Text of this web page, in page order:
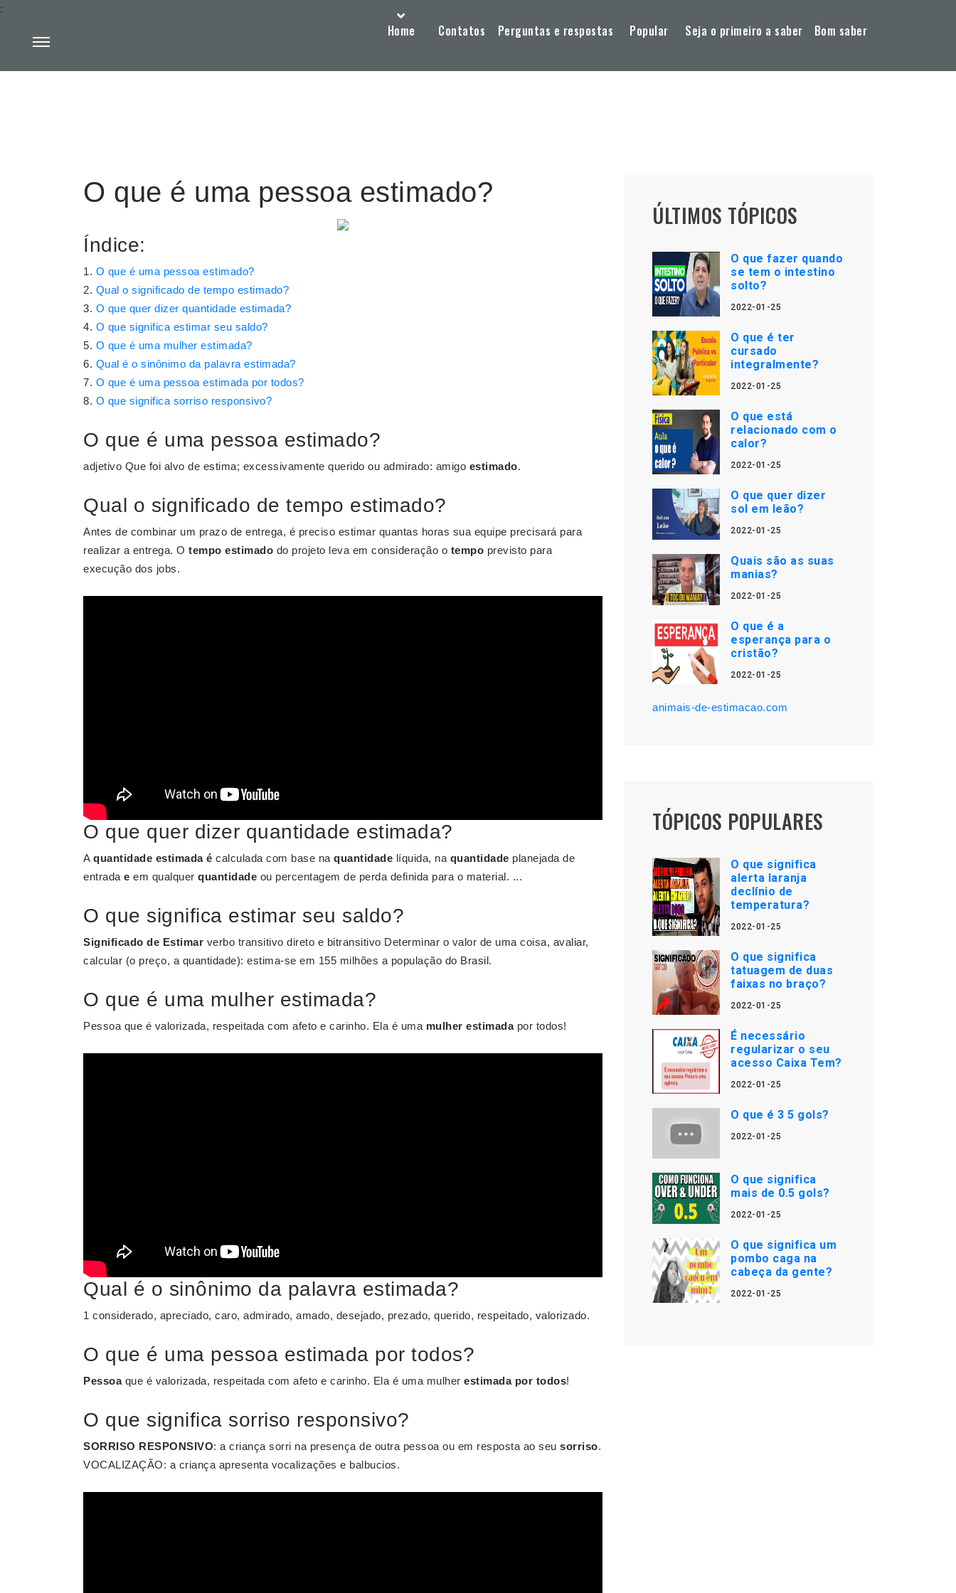
Home Contatos Perguntas e respostas Popular Seja o primeiro a saber Bom saber
:
O que é uma pessoa estimado?
Índice:
O que é uma pessoa estimado?
Qual o significado de tempo estimado?
O que quer dizer quantidade estimada?
O que significa estimar seu saldo?
O que é uma mulher estimada?
Qual é o sinônimo da palavra estimada?
O que é uma pessoa estimada por todos?
O que significa sorriso responsivo?
O que é uma pessoa estimado?
adjetivo Que foi alvo de estima; excessivamente querido ou admirado: amigo estimado.
Qual o significado de tempo estimado?
Antes de combinar um prazo de entrega, é preciso estimar quantas horas sua equipe precisará para
realizar a entrega. O tempo estimado do projeto leva em consideração o tempo previsto para
execução dos jobs.
O que quer dizer quantidade estimada?
A quantidade estimada é calculada com base na quantidade líquida, na quantidade planejada de
entrada e em qualquer quantidade ou percentagem de perda definida para o material. ...
O que significa estimar seu saldo?
Significado de Estimar verbo transitivo direto e bitransitivo Determinar o valor de uma coisa, avaliar,
calcular (o preço, a quantidade): estima-se em 155 milhões a população do Brasil.
O que é uma mulher estimada?
Pessoa que é valorizada, respeitada com afeto e carinho. Ela é uma mulher estimadapor todos!
Qual é o sinônimo da palavra estimada?
1 considerado, apreciado, caro, admirado, amado, desejado, prezado, querido, respeitado, valorizado.
O que é uma pessoa estimada por todos?
Pessoaque é valorizada, respeitada com afeto e carinho. Ela é uma mulher estimada por todos!
O que significa sorriso responsivo?
SORRISO RESPONSIVO: a criança sorri na presença de outra pessoa ou em resposta ao seu sorriso.
VOCALIZAÇÃO: a criança apresenta vocalizações e balbucios.
ÚLTIMOS TÓPICOS
O que fazer quando
se tem o intestino
solto?
2022-01-25
O que é ter
cursado
integralmente?
2022-01-25
O que está
relacionado com o
calor?
2022-01-25
O que quer dizer
sol em leão?
2022-01-25
Quais são as suas
manias?
2022-01-25
O que é a
esperança para o
cristão?
2022-01-25
animais-de-estimacao.com
TÓPICOS POPULARES
O que significa
alerta laranja
declínio de
temperatura?
2022-01-25
O que significa
tatuagem de duas
faixas no braço?
2022-01-25
É necessário
regularizar o seu
acesso Caixa Tem?
2022-01-25
O que é 3 5 gols?
2022-01-25
O que significa
mais de 0.5 gols?
2022-01-25
O que significa um
pombo caga na
cabeça da gente?
2022-01-25